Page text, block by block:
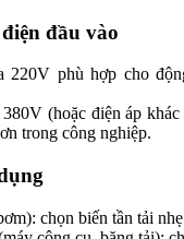
đầu vào
220V phù hợp cho
(hoặc điện áp
trong công nghiệp.
chọn biến tần tải